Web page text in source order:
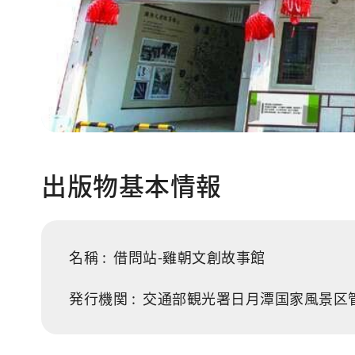
出版物基本情報
名稱 : 借問站-雞朝文創故事館
発行機関 : 交通部観光署日月潭国家風景区